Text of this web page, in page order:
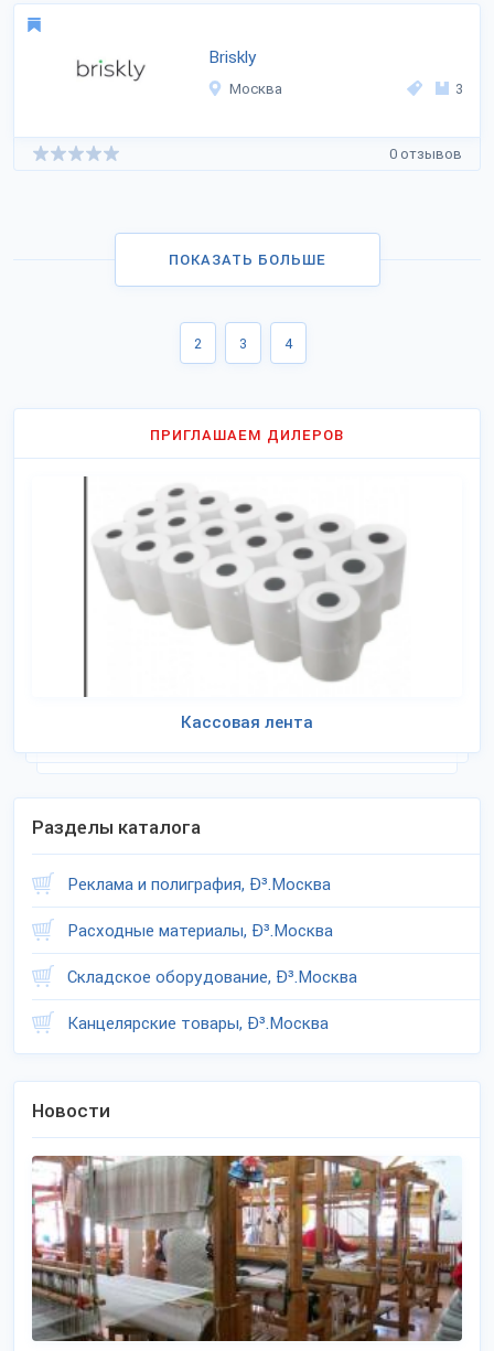
Briskly
Москва 3
0 отзывов
ПОКАЗАТЬ БОЛЬШЕ
2 3 4
ПРИГЛАШАЕМ ДИЛЕРОВ
Кассовая лента
Разделы каталога
Реклама и полиграфия, Ð³.Москва
Расходные материалы, Ð³.Москва
Складское оборудование, Ð³.Москва
Канцелярские товары, Ð³.Москва
Новости